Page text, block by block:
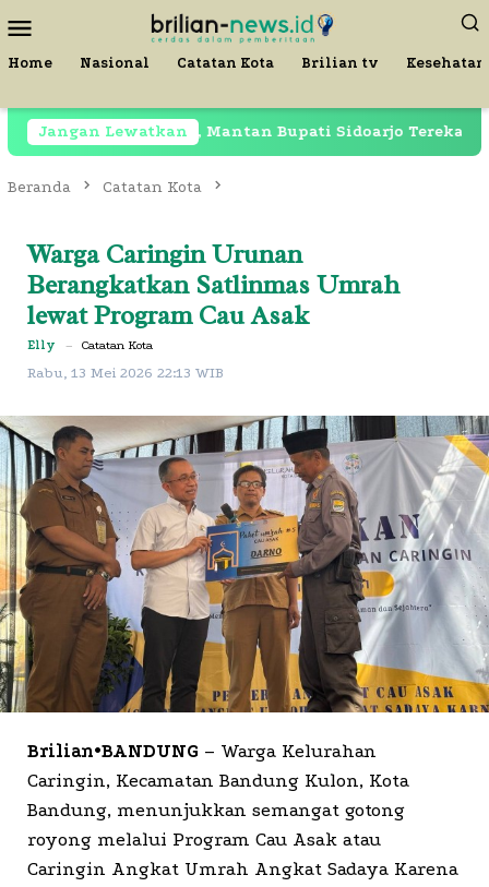
ke
kontenMobile
Home Nasional Catatan Kota Brilian tv Kesehatan
Jangan Lewatkan
Masih Dipenjara, Mantan Bupati Sidoarjo Terekam di
Beranda Catatan Kota
Warga Caringin Urunan
Berangkatkan Satlinmas Umrah
lewat Program Cau Asak
Elly – Catatan Kota
Rabu, 13 Mei 2026 22:13 WIB
Brilian•BANDUNG – Warga Kelurahan
Caringin, Kecamatan Bandung Kulon, Kota
Bandung, menunjukkan semangat gotong
royong melalui Program Cau Asak atau
Caringin Angkat Umrah Angkat Sadaya Karena